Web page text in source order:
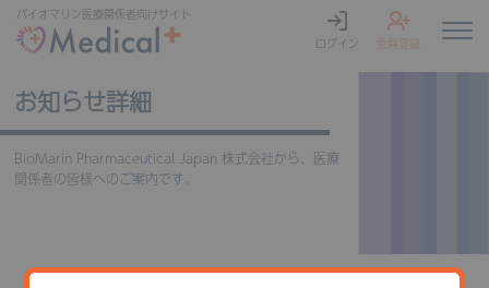
バイオマリン医療関係者向けサイト
ログイン
会員登録
お知らせ詳細
BioMarin Pharmaceutical Japan 株式会社から、医療
関係者の皆様へのご案内です。